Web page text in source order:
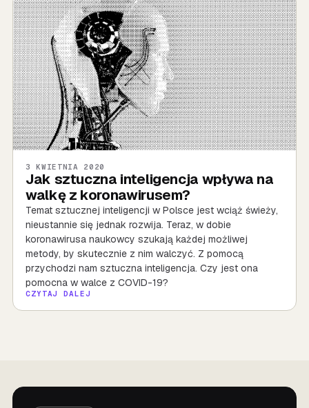
Jak sztuczna inteligencja wpływa na
walkę z koronawirusem?
3 KWIETNIA 2020
Temat sztucznej inteligencji w Polsce jest wciąż świeży,
nieustannie się jednak rozwija. Teraz, w dobie
koronawirusa naukowcy szukają każdej możliwej
metody, by skutecznie z nim walczyć. Z pomocą
przychodzi nam sztuczna inteligencja. Czy jest ona
pomocna w walce z COVID-19?
CZYTAJ DALEJ